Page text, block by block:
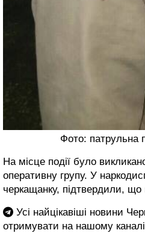
Фото: патрульна
На місце події було
оперативну групу. У
черкащанку, підтвердили, що
Усі найцікавіші новини
отримувати на нашому